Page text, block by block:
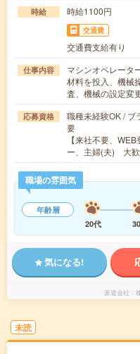
時給 時給1100円
交通費
交通費支給有り
仕事内容
マシンオペレータ
材料を投入、機械
査、機械の設定変
応募資格
職種未経験OK / ブ
要
【来社不要、
ー、主婦(夫) 大
職場の雰囲気
年齢層
20代
気になる!
派遣会社
未読